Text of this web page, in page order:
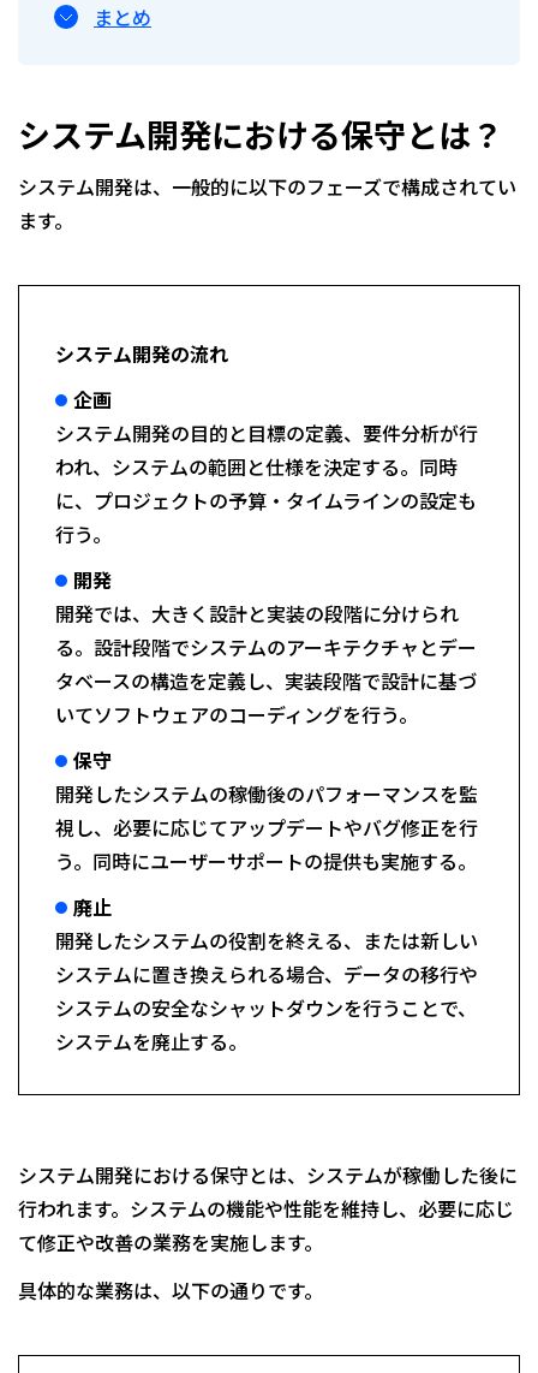
まとめ
システム開発における保守とは？
システム開発は、一般的に以下のフェーズで構成されてい
ます。
システム開発の流れ
企画
システム開発の目的と目標の定義、要件分析が行
われ、システムの範囲と仕様を決定する。同時
に、プロジェクトの予算・タイムラインの設定も
行う。
開発
開発では、大きく設計と実装の段階に分けられ
る。設計段階でシステムのアーキテクチャとデー
タベースの構造を定義し、実装段階で設計に基づ
いてソフトウェアのコーディングを行う。
保守
開発したシステムの稼働後のパフォーマンスを監
視し、必要に応じてアップデートやバグ修正を行
う。同時にユーザーサポートの提供も実施する。
廃止
開発したシステムの役割を終える、または新しい
システムに置き換えられる場合、データの移行や
システムの安全なシャットダウンを行うことで、
システムを廃止する。
システム開発における保守とは、システムが稼働した後に
行われます。システムの機能や性能を維持し、必要に応じ
て修正や改善の業務を実施します。
具体的な業務は、以下の通りです。